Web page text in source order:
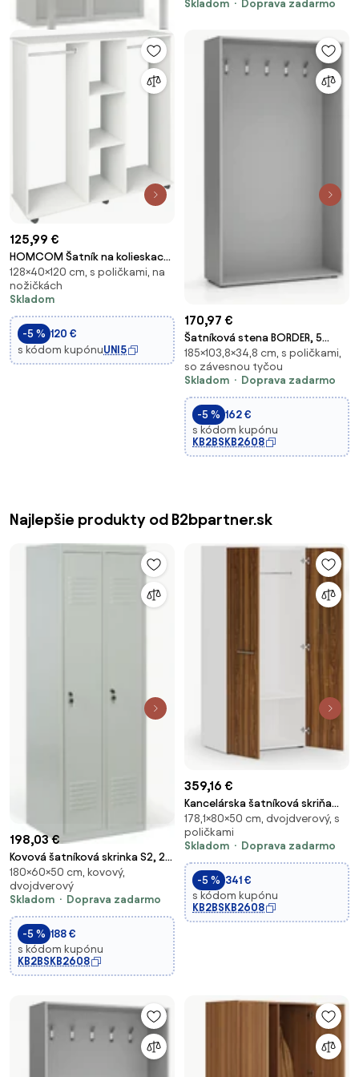
Skladom
Doprava zadarmo
125,99 €
HOMCOM Šatník na kolieskach
- Otvorený šatník s vešiakom a
policami na organizáciu
oblečenia do spálne
120x40x128 cm Biela | Aosom
128×40×120 cm, s poličkami, na
nožičkách
Skladom
-5 % 120 €
s kódom kupónuUNI5
170,97 €
Šatníková stena BORDER, 5
háčikov, sivá
185×103,8×34,8 cm, s poličkami,
so závesnou tyčou
Skladom
Doprava zadarmo
-5 % 162 €
s kódom kupónu
KB2BSKB2608
Najlepšie produkty od B2bpartner.sk
198,03 €
Kovová šatníková skrinka S2, 2-
dverová, 1800 x 600 x 500 mm,
demont, cylindrický zámok,
sivé dvere
180×60×50 cm, kovový,
dvojdverový
Skladom
Doprava zadarmo
-5 % 188 €
s kódom kupónu
KB2BSKB2608
359,16 €
Kancelárska šatníková skriňa
PRIMO WHITE, 1 polica, šatníková
tyč, 800 x 500 x 1781 mm,
biela/orech
178,1×80×50 cm, dvojdverový, s
poličkami
Skladom
Doprava zadarmo
-5 % 341 €
s kódom kupónu
KB2BSKB2608